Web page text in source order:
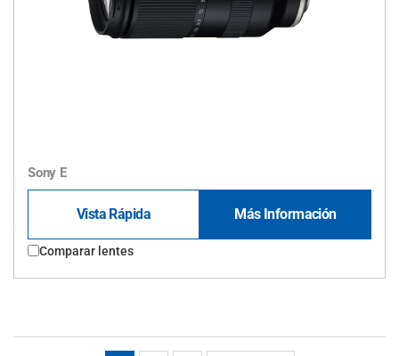
Sony E
Vista Rápida Más Información
Comparar lentes